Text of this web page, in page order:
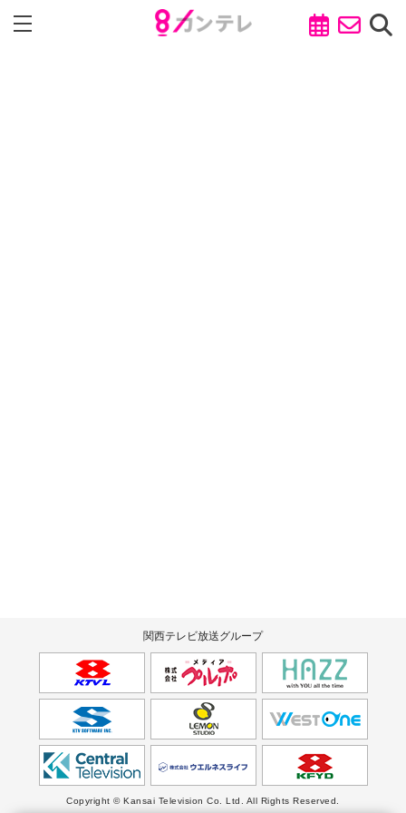
関西テレビ放送グループ
Copyright © Kansai Television Co. Ltd. All Rights Reserved.